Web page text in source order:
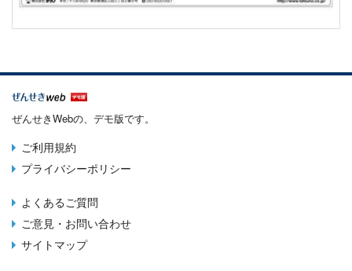
ぜんせきWebの、デモ版です。
Terms
menu
ご利用規約
プライバシーポリシー
Footer
menu
よくあるご質問
ご意見・お問い合わせ
サイトマップ